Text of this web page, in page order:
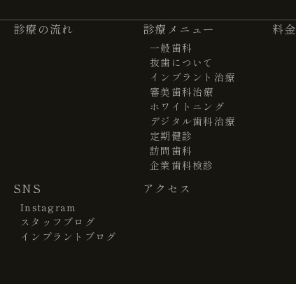
診療の流れ 診療メニュー
一般歯科
抜歯について
インプラント治療
審美歯科治療
ホワイトニング
デジタル歯科治療
定期健診
訪問歯科
企業歯科検診
料
SNS
Instagram
スタッフブログ
インプラントブログ
アクセス